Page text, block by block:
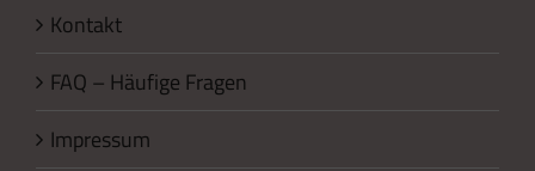
Kontakt
FAQ – Häufige Fragen
Impressum